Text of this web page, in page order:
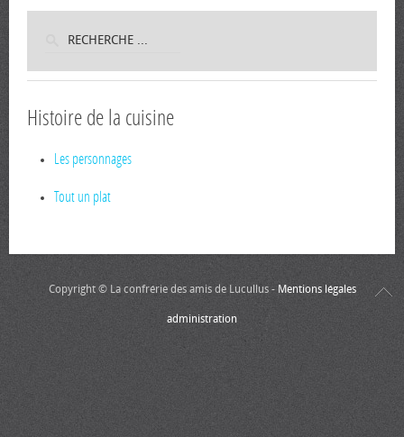
Histoire de la cuisine
Les personnages
Tout un plat
Copyright © La confrérie des amis de Lucullus - Mentions légales
administration